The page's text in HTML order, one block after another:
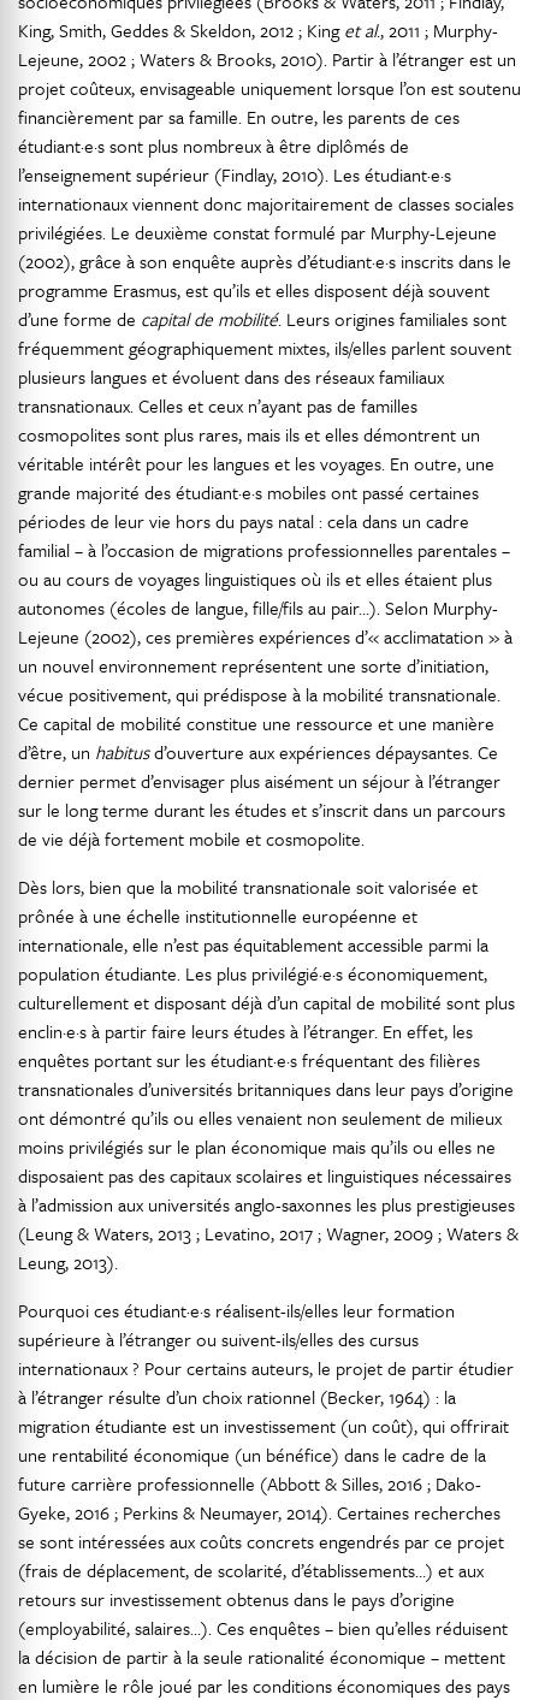
King, Smith, Geddes & Skeldon, 2012 ; Kinget al., 2011 ; Murphy-
Lejeune, 2002 ; Waters & Brooks, 2010). Partir à l’étranger est un
projet coûteux, envisageable uniquement lorsque l’on est soutenu
financièrement par sa famille. En outre, les parents de ces
étudiant·e·s sont plus nombreux à être diplômés de
l’enseignement supérieur (Findlay, 2010). Les étudiant·e·s
internationaux viennent donc majoritairement de classes sociales
privilégiées. Le deuxième constat formulé par Murphy-Lejeune
(2002), grâce à son enquête auprès d’étudiant·e·s inscrits dans le
programme Erasmus, est qu’ils et elles disposent déjà souvent
d’une forme de capital de mobilité. Leurs origines familiales sont
fréquemment géographiquement mixtes, ils/elles parlent souvent
plusieurs langues et évoluent dans des réseaux familiaux
transnationaux. Celles et ceux n’ayant pas de familles
cosmopolites sont plus rares, mais ils et elles démontrent un
véritable intérêt pour les langues et les voyages. En outre, une
grande majorité des étudiant·e·s mobiles ont passé certaines
périodes de leur vie hors du pays natal : cela dans un cadre
familial – à l’occasion de migrations professionnelles parentales –
ou au cours de voyages linguistiques où ils et elles étaient plus
autonomes (écoles de langue, fille/fils au pair…). Selon Murphy-
Lejeune (2002), ces premières expériences d’« acclimatation » à
un nouvel environnement représentent une sorte d’initiation,
vécue positivement, qui prédispose à la mobilité transnationale.
Ce capital de mobilité constitue une ressource et une manière
d’être, un habitusd’ouverture aux expériences dépaysantes. Ce
dernier permet d’envisager plus aisément un séjour à l’étranger
sur le long terme durant les études et s’inscrit dans un parcours
de vie déjà fortement mobile et cosmopolite.
Dès lors, bien que la mobilité transnationale soit valorisée et
prônée à une échelle institutionnelle européenne et
internationale, elle n’est pas équitablement accessible parmi la
population étudiante. Les plus privilégié·e·s économiquement,
culturellement et disposant déjà d’un capital de mobilité sont plus
enclin·e·s à partir faire leurs études à l’étranger. En effet, les
enquêtes portant sur les étudiant·e·s fréquentant des filières
transnationales d’universités britanniques dans leur pays d’origine
ont démontré qu’ils ou elles venaient non seulement de milieux
moins privilégiés sur le plan économique mais qu’ils ou elles ne
disposaient pas des capitaux scolaires et linguistiques nécessaires
à l’admission aux universités anglo-saxonnes les plus prestigieuses
(Leung & Waters, 2013 ; Levatino, 2017 ; Wagner, 2009 ; Waters &
Leung, 2013).
Pourquoi ces étudiant·e·s réalisent-ils/elles leur formation
supérieure à l’étranger ou suivent-ils/elles des cursus
internationaux ? Pour certains auteurs, le projet de partir étudier
à l’étranger résulte d’un choix rationnel (Becker, 1964) : la
migration étudiante est un investissement (un coût), qui offrirait
une rentabilité économique (un bénéfice) dans le cadre de la
future carrière professionnelle (Abbott & Silles, 2016 ; Dako-
Gyeke, 2016 ; Perkins & Neumayer, 2014). Certaines recherches
se sont intéressées aux coûts concrets engendrés par ce projet
(frais de déplacement, de scolarité, d’établissements…) et aux
retours sur investissement obtenus dans le pays d’origine
(employabilité, salaires…). Ces enquêtes – bien qu’elles réduisent
la décision de partir à la seule rationalité économique – mettent
en lumière le rôle joué par les conditions économiques des pays